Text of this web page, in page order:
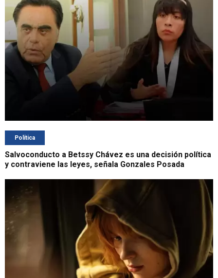
Política
Salvoconducto a Betssy Chávez es una decisión política
y contraviene las leyes, señala Gonzales Posada